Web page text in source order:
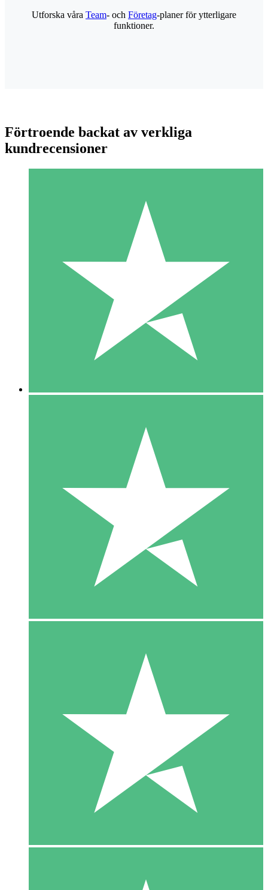
Individuella Kreditpaket
Betala per användning med nedladdningskrediter. Inget
1 Nedladdningar
10 00
10 Nedladdningar
20 00
Utforska våra Team- och Företag-planer för ytterligare
funktioner.
Förtroende backat av verkliga
kundrecensioner